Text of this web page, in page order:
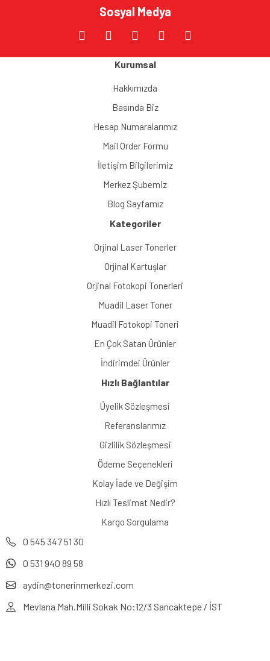
Sosyal Medya
Kurumsal
Hakkımızda
Basında Biz
Hesap Numaralarımız
Mail Order Formu
İletişim Bilgilerimiz
Merkez Şubemiz
Blog Sayfamız
Kategoriler
Orjinal Laser Tonerler
Orjinal Kartuşlar
Orjinal Fotokopi Tonerleri
Muadil Laser Toner
Muadil Fotokopi Toneri
En Çok Satan Ürünler
İndirimdei Ürünler
Hızlı Bağlantılar
Üyelik Sözleşmesi
Referanslarımız
Gizlilik Sözleşmesi
Ödeme Seçenekleri
Kolay İade ve Değişim
Hızlı Teslimat Nedir?
Kargo Sorgulama
0 545 347 51 30
0 531 940 89 58
aydin@tonerinmerkezi.com
Mevlana Mah.Milli Sokak No:12/3 Sancaktepe / İST